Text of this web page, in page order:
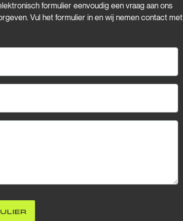
formulier eenvoudig een vraag aan ons
Vul het formulier in en wij nemen contact met